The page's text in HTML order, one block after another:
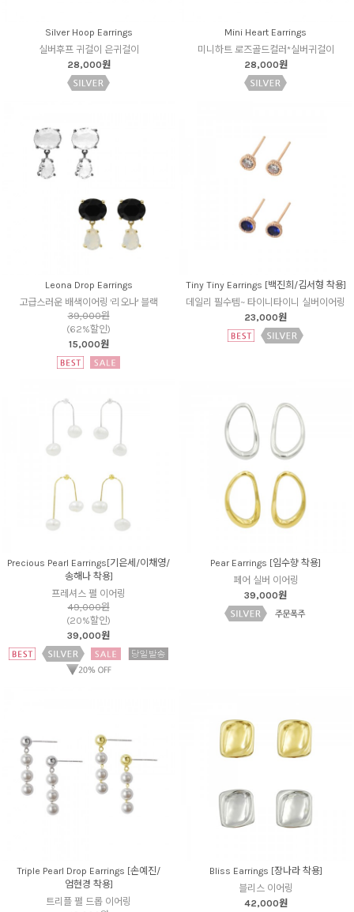
Silver Hoop Earrings
실버후프 귀걸이 은귀걸이
28,000원
Mini Heart Earrings
미니하트 로즈골드컬러*실버귀걸이
28,000원
Leona Drop Earrings
고급스러운 배색이어링 '리오나' 블랙
39,000원
(62%할인)
15,000원
Tiny Tiny Earrings [백진희/김서형 착용]
데일리 필수템~ 타이니타이니 실버이어링
23,000원
Precious Pearl Earrings[기은세/이채영/
송해나 착용]
프레셔스 펄 이어링
49,000원
(20%할인)
39,000원
Pear Earrings [임수향 착용]
페어 실버 이어링
39,000원
Triple Pearl Drop Earrings [손예진/
엄현경 착용]
트리플 펄 드롭 이어링
Bliss Earrings [장나라 착용]
블리스 이어링
42,000원